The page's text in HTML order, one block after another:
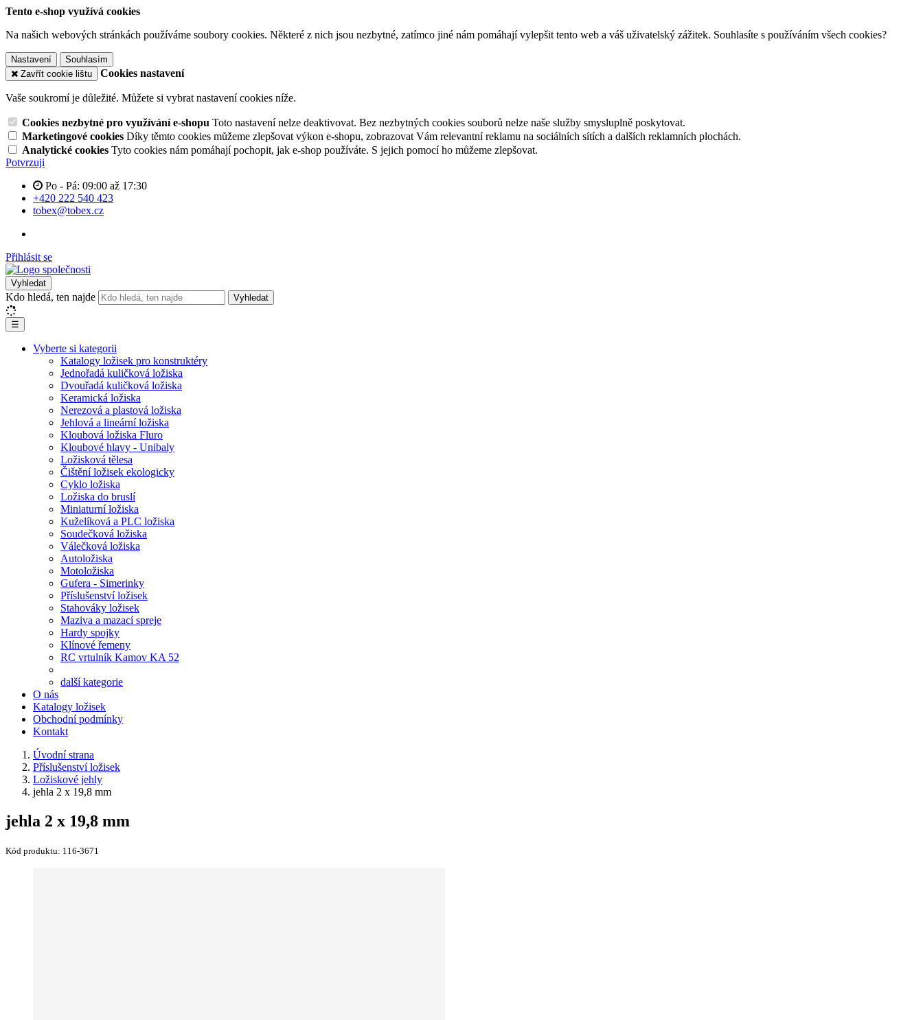
Tento e-shop využívá cookies
Na našich webových stránkách používáme soubory cookies. Některé z nich jsou nezbytné, zatímco jiné nám pomáhají vylepšit tento web a váš uživatelský zážitek. Souhlasíte s používáním všech cookies?
Nastavení
Souhlasím
Zavřít cookie lištu
Cookies nastavení
Vaše soukromí je důležité. Můžete si vybrat nastavení cookies níže.
Cookies nezbytné pro využívání e-shopu Toto nastavení nelze deaktivovat. Bez nezbytných cookies souborů nelze naše služby smysluplně poskytovat.
Marketingové cookies Díky těmto cookies můžeme zlepšovat výkon e-shopu, zobrazovat Vám relevantní reklamu na sociálních sítích a dalších reklamních plochách.
Analytické cookies Tyto cookies nám pomáhají pochopit, jak e-shop používáte. S jejich pomocí ho můžeme zlepšovat.
Potvrzuji
Po - Pá: 09:00 až 17:30
+420 222 540 423
tobex@tobex.cz
Přihlásit se
Vyhledat
Kdo hledá, ten najde Vyhledat
☰
Vyberte si kategorii
Katalogy ložisek pro konstruktéry
Jednořadá kuličková ložiska
Dvouřadá kuličková ložiska
Keramická ložiska
Nerezová a plastová ložiska
Jehlová a lineární ložiska
Kloubová ložiska Fluro
Kloubové hlavy - Unibaly
Ložisková tělesa
Čištění ložisek ekologicky
Cyklo ložiska
Ložiska do bruslí
Miniaturní ložiska
Kuželíková a PLC ložiska
Soudečková ložiska
Válečková ložiska
Autoložiska
Motoložiska
Gufera - Simerinky
Příslušenství ložisek
Stahováky ložisek
Maziva a mazací spreje
Hardy spojky
Klínové řemeny
RC vrtulník Kamov KA 52
další kategorie
O nás
Katalogy ložisek
Obchodní podmínky
Kontakt
Úvodní strana
Příslušenství ložisek
Ložiskové jehly
jehla 2 x 19,8 mm
jehla 2 x 19,8 mm
Kód produktu: 116-3671